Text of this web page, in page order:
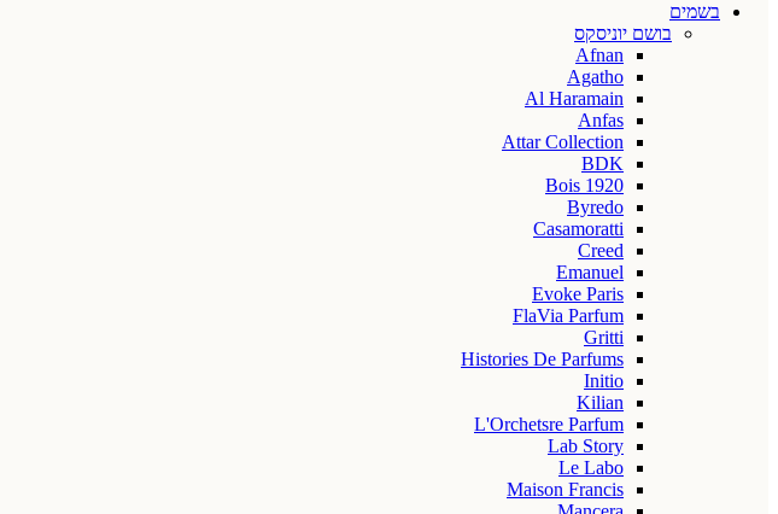
בשמים
בושם יוניסקס
Afnan
Agatho
Al Haramain
Anfas
Attar Collection
BDK
Bois 1920
Byredo
Casamoratti
Creed
Emanuel
Evoke Paris
FlaVia Parfum
Gritti
Histories De Parfums
Initio
Kilian
L'Orchetsre Parfum
Lab Story
Le Labo
Maison Francis